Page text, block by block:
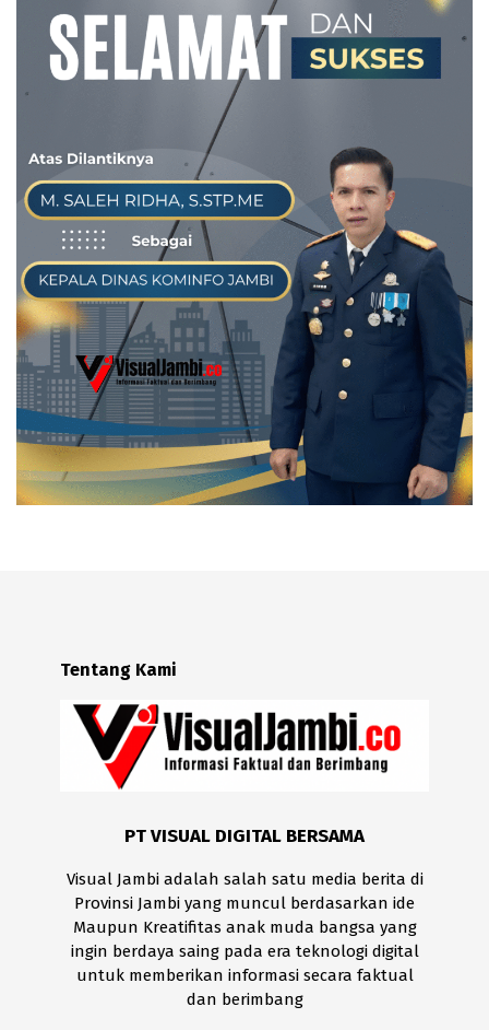
Tentang Kami
PT VISUAL DIGITAL BERSAMA
Visual Jambi adalah salah satu media berita di
Provinsi Jambi yang muncul berdasarkan ide
Maupun Kreatifitas anak muda bangsa yang
ingin berdaya saing pada era teknologi digital
untuk memberikan informasi secara faktual
dan berimbang